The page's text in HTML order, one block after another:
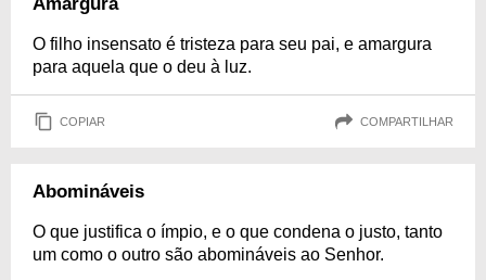
O filho insensato é tristeza para seu pai, e amargura
para aquela que o deu à luz.
COPIAR COMPARTILHAR
Abomináveis
O que justifica o ímpio, e o que condena o justo, tanto
um como o outro são abomináveis ao Senhor.